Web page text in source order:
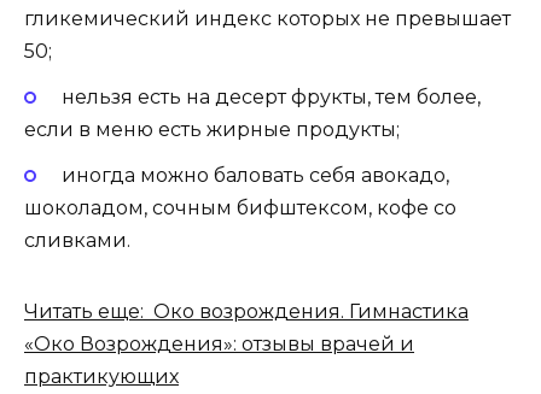
гликемический индекс которых не превышает
50;
нельзя есть на десерт фрукты, тем более,
если в меню есть жирные продукты;
иногда можно баловать себя авокадо,
шоколадом, сочным бифштексом, кофе со
сливками.
Читать еще: Око возрождения. Гимнастика
«Око Возрождения»: отзывы врачей и
практикующих